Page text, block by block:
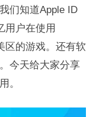
们知道Apple ID
用户在使用
区的游戏。还有软
今天给大家分享
。